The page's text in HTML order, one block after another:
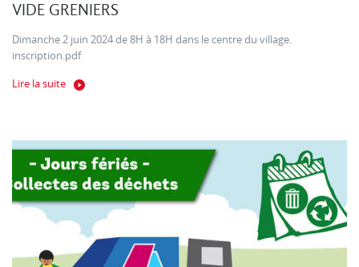
VIDE GRENIERS
Dimanche 2 juin 2024 de 8H à 18H dans le centre du village.
inscription.pdf
Lire la suite